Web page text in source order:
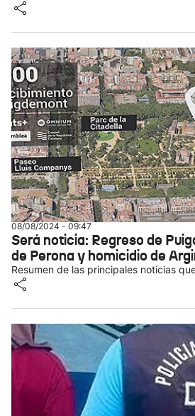
08/08/2024 - 09:47
Será noticia: Regreso de
de Perona y homicidio de
Resumen de las principales noticias